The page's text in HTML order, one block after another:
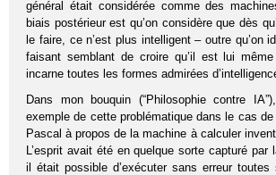
général était considérée comme des
biais postérieur est qu’on considère que dès
le faire, ce n’est plus intelligent – outre qu’on
faisant semblant de croire qu’il est lui même
incarne toutes les formes admirées
Dans mon bouquin (“Philosophie contre
exemple de cette problématique dans le cas
Pascal à propos de la machine à calculer
L’esprit avait été en quelque sorte capturé
il était possible d’exécuter sans erreur toutes